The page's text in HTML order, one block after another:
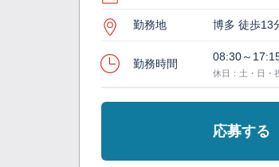
勤務地 博多 徒歩13
勤務時間
08:30～
休日：土・日・
応募する